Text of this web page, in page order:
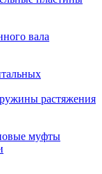
вала
растяжения
муфты